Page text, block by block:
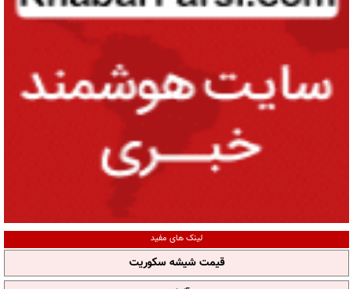
لینک های مفید
قیمت شیشه سکوریت